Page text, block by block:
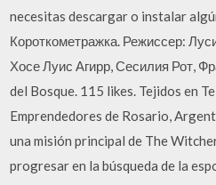
necesitas descargar o instalar
Короткометражка. Режиссер:
Хосе Луис Агирр, Сесилия Рот,
del Bosque. 115 likes. Tejidos en
Emprendedores de Rosario,
una misión principal de The
progresar en la búsqueda de la